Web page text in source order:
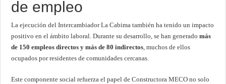
de empleo
La ejecución del Intercambiador La Cabima también ha tenido un impacto
positivo en el ámbito laboral. Durante su desarrollo, se han generadomás
de 150 empleos directos y más de 80 indirectos, muchos de ellos
ocupados por residentes de comunidades cercanas.
Este componente social refuerza el papel de Constructora MECO no solo